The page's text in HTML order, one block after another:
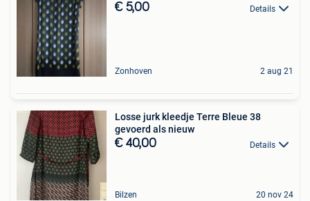
€ 5,00 Details
Zonhoven 2 aug 21
Losse jurk kleedje Terre Bleue 38
gevoerd als nieuw
€ 40,00 Details
Bilzen 20 nov 24